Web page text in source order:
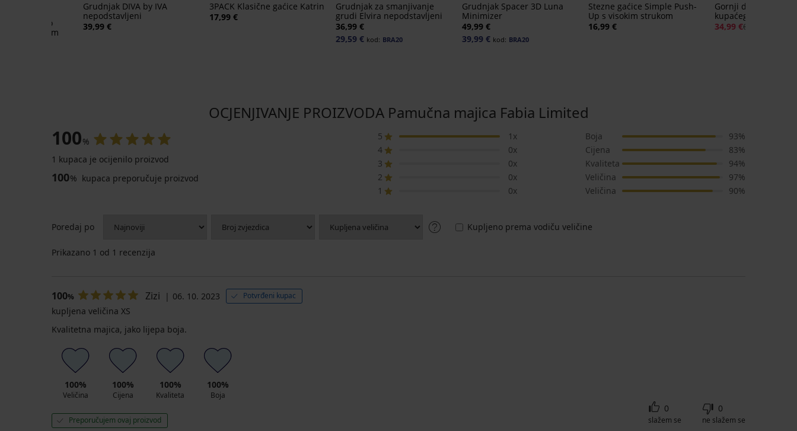
Bamboo
strukom
Grudnjak DIVA by IVA
nepodstavljeni
39,99 €
3PACK Klasične gaćice Katrin
17,99 €
Grudnjak za smanjivanje
grudi Elvira nepodstavljeni
36,99 €
29,59 € kod: BRA20
Grudnjak Spacer 3D Luna
Minimizer
49,99 €
39,99 € kod: BRA20
Stezne gaćice Simple Push-
Up s visokim strukom
16,99 €
Gornji dio
kupaćeg kostima
Flowerkiss
34,99 €69,99 €
OCJENJIVANJE PROIZVODA Pamučna majica Fabia Limited
100%
1 kupaca je ocijenilo proizvod
100% kupaca preporučuje proizvod
5
1x
4
0x
3
0x
2
0x
1
0x
Boja
93%
Cijena
83%
Kvaliteta
94%
Veličina
97%
Veličina
90%
Poredaj po Kupljeno prema vodiču veličine
Prikazano 1 od 1 recenzija
100% Zizi 06. 10. 2023 Potvrđeni kupac
kupljena veličina XS
Kvalitetna majica, jako lijepa boja.
100%
Veličina
100%
Cijena
100%
Kvaliteta
100%
Boja
Preporučujem ovaj proizvod
0
slažem se
0
ne slažem se